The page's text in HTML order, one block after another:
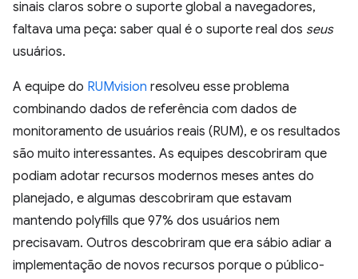
sinais claros sobre o suporte global a navegadores,
faltava uma peça: saber qual é o suporte real dos seus
usuários.
A equipe do RUMvision resolveu esse problema
combinando dados de referência com dados de
monitoramento de usuários reais (RUM), e os resultados
são muito interessantes. As equipes descobriram que
podiam adotar recursos modernos meses antes do
planejado, e algumas descobriram que estavam
mantendo polyfills que 97% dos usuários nem
precisavam. Outros descobriram que era sábio adiar a
implementação de novos recursos porque o público-